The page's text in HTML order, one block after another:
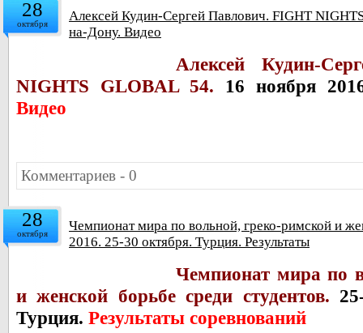
28
октября
Алексей Кудин-Сергей Павлович. FIGHT
на-Дону. Видео
Алексей Кудин-
NIGHTS GLOBAL 54. 16 ноября
Видео
Комментариев - 0
28
октября
Чемпионат мира по вольной, греко-римской и
2016. 25-30 октября. Турция. Результаты
Чемпионат мира по
и женской борьбе среди студентов.
Турция. Результаты соревнований